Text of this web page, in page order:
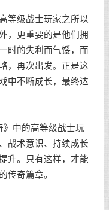
等级战士玩家之所以
，更重要的是他们拥
时的失利而气馁，而
，再次出发。正是这
中不断成长，最终达
中的高等级战士玩
战术意识、持续成长
升。只有这样，才能
传奇篇章。